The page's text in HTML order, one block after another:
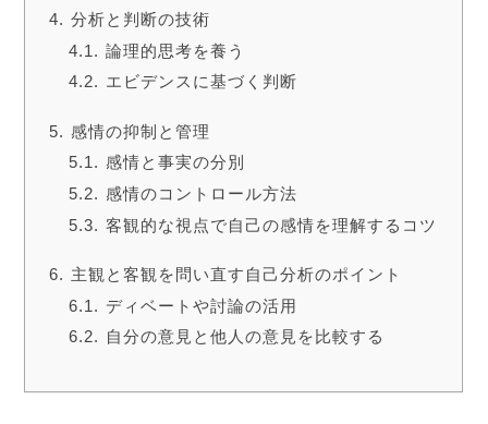
分析と判断の技術
論理的思考を養う
エビデンスに基づく判断
感情の抑制と管理
感情と事実の分別
感情のコントロール方法
客観的な視点で自己の感情を理解するコツ
主観と客観を問い直す自己分析のポイント
ディベートや討論の活用
自分の意見と他人の意見を比較する